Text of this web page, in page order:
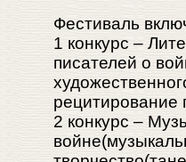
Фестиваль
1 конкурс –
писателей о
рецитирование
2 конкурс –